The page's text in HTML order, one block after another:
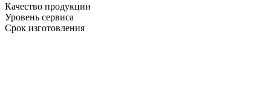
Качество продукции
Уровень сервиса
Срок изготовления